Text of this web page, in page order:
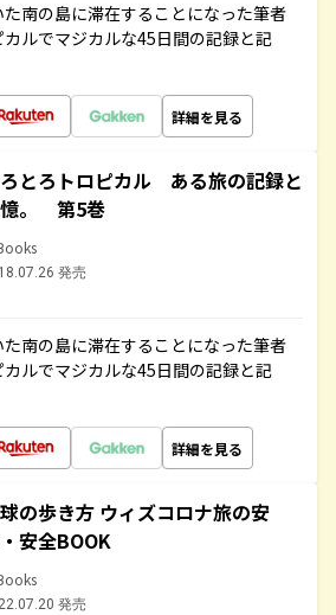
南の島に滞在することになった筆者
ルでマジカルな45日間の記録と記
詳細を見る
とろトロピカル ある旅の記録と
。 第5巻
発売
南の島に滞在することになった筆者
ルでマジカルな45日間の記録と記
詳細を見る
の歩き方 ウィズコロナ旅の安
安全BOOK
発売